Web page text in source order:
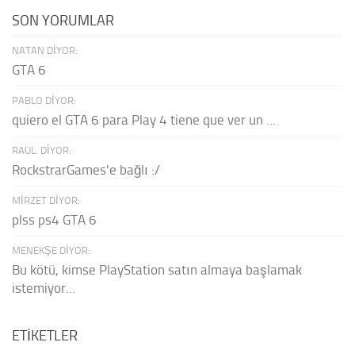
SON YORUMLAR
NATAN DIYOR:
GTA 6
PABLO DIYOR:
quiero el GTA 6 para Play 4 tiene que ver un ...
RAUL. DIYOR:
RockstrarGames'e bağlı :/
MIRZET DIYOR:
plss ps4 GTA 6
MENEKŞE DIYOR:
Bu kötü, kimse PlayStation satın almaya başlamak
istemiyor...
ETIKETLER